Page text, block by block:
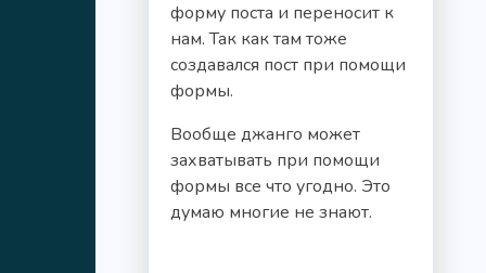
форму поста и переносит к
нам. Так как там тоже
создавался пост при помощи
формы.
Вообще джанго может
захватывать при помощи
формы все что угодно. Это
думаю многие не знают.